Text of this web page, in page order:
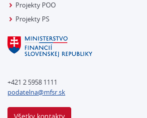
Projekty POO
Projekty PS
+421 2 5958 1111
podatelna@mfsr.sk
Všetky kontakty